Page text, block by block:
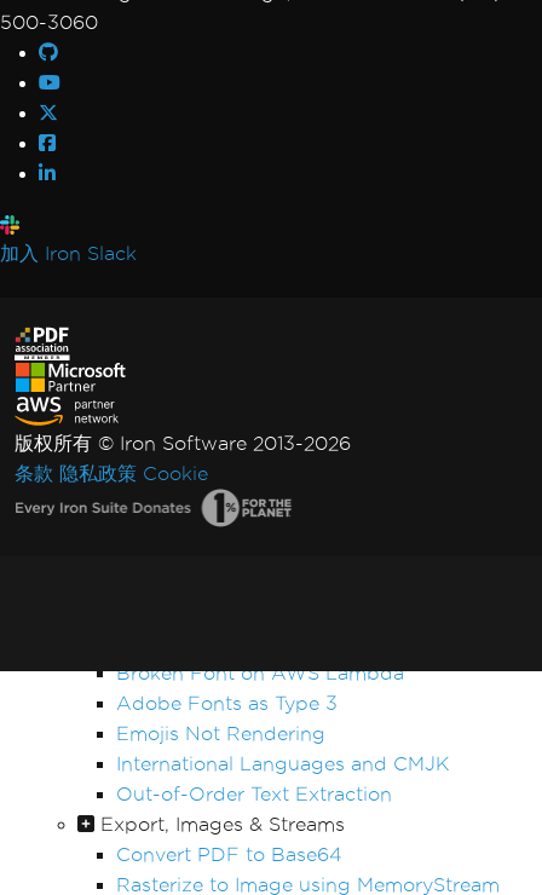
MaxHeight in Headers and Footers
IronPdf.UpdatedChrome Rendering
Print From Network Printer
AccessViolationException After InsertPdf
with HTML Headers/Footers
Fonts & Text
Broken Font on AWS Lambda
Adobe Fonts as Type 3
Emojis Not Rendering
International Languages and CMJK
Out-of-Order Text Extraction
Export, Images & Streams
Convert PDF to Base64
Rasterize to Image using MemoryStream
500-3060
加入 Iron Slack
版权所有 © Iron Software 2013-2026
条款 隐私政策 Cookie